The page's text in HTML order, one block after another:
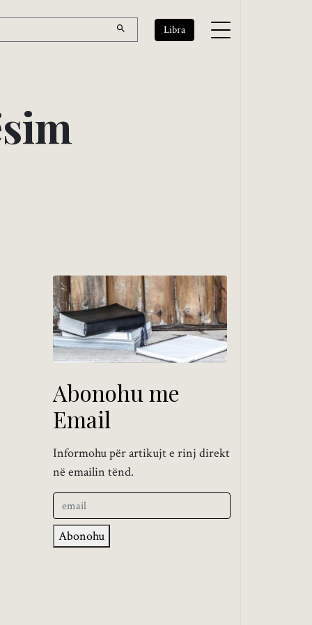
Libra
sim
Abonohu me
Email
Informohu për artikujt e rinj direkt
në emailin tënd.
Abonohu